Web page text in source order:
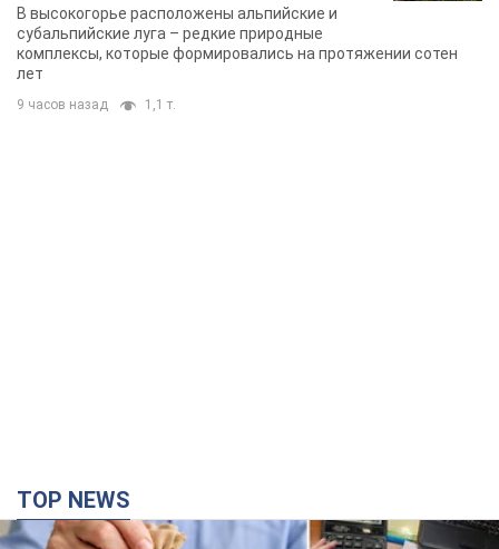
В высокогорье расположены альпийские и
субальпийские луга – редкие природные
комплексы, которые формировались на протяжении сотен
лет
9 часов назад 1,1 т.
TOP NEWS